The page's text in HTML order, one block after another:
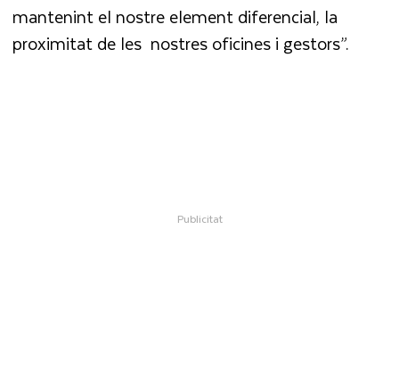
mantenint el nostre element diferencial, la
proximitat de les nostres oficines i gestors”.